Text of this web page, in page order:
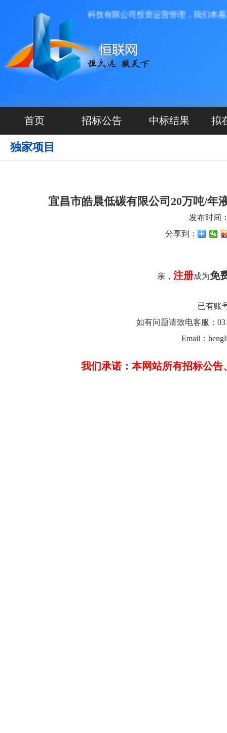
，由河北源航网络科技有限公司投资运营管理，我们本着高
首页 招标公告 中标结果 拟
独家项目
宜昌市皓晨低碳有限公司20万吨/年
发布时间
分享到：
亲， 注册成为免
已有账
如有问题请致电客服：
Email：
我们承诺：本网站所有招标公